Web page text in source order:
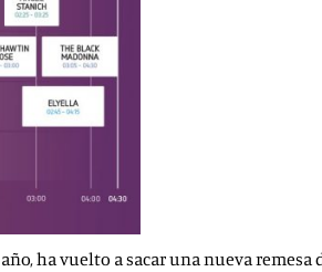
ha vuelto a sacar una nueva remesa